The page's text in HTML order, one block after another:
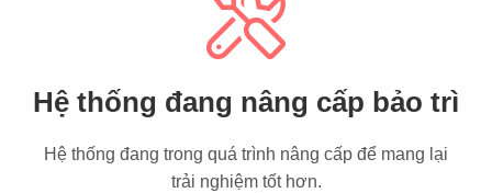
Hệ thống đang nâng cấp bảo trì
Hệ thống đang trong quá trình nâng cấp để mang lại
trải nghiệm tốt hơn.